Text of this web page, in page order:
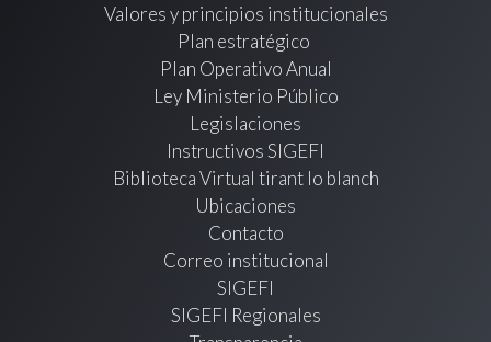
Valores y principios institucionales
Plan estratégico
Plan Operativo Anual
Ley Ministerio Público
Legislaciones
Instructivos SIGEFI
Biblioteca Virtual tirant lo blanch
Ubicaciones
Contacto
Correo institucional
SIGEFI
SIGEFI Regionales